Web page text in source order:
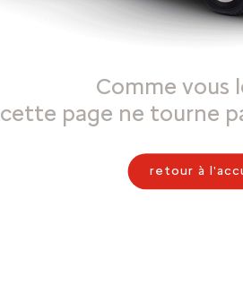
Comme vous
cette page ne tourne
retour à